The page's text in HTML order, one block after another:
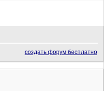
создать форум бесплатно